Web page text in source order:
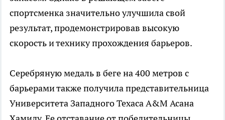
спортсменка значительно улучшила свой
результат, продемонстрировав высокую
скорость и технику прохождения барьеров.
Серебряную медаль в беге на 400 метров с
барьерами также получила представительница
Университета Западного Техаса A&M Асана